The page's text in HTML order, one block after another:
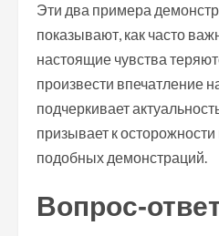
Эти два примера
показывают, как часто
настоящие чувства
произвести впечатление
подчеркивает
призывает к
подобных демонстраций.
Вопрос-